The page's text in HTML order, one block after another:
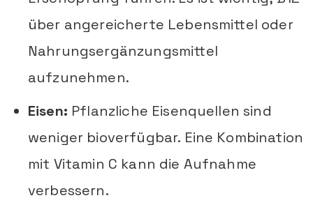
über angereicherte Lebensmittel oder
Nahrungsergänzungsmittel
aufzunehmen.
Eisen: Pflanzliche Eisenquellen sind
weniger bioverfügbar. Eine Kombination
mit Vitamin C kann die Aufnahme
verbessern.